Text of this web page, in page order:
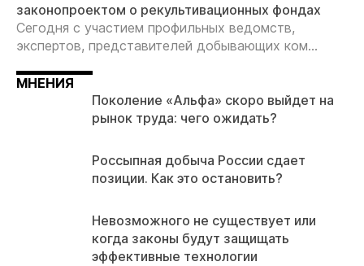
законопроектом о рекультивационных фондах
Сегодня с участием профильных ведомств,
экспертов, представителей добывающих ком...
МНЕНИЯ
Поколение «Альфа» скоро выйдет на
рынок труда: чего ожидать?
Россыпная добыча России сдает
позиции. Как это остановить?
Невозможного не существует или
когда законы будут защищать
эффективные технологии